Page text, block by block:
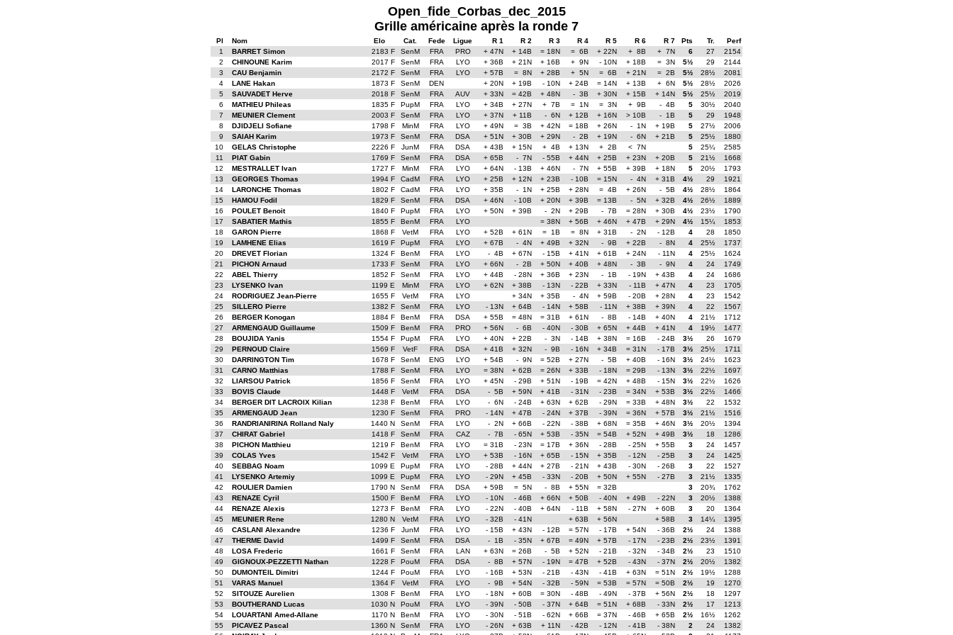
Open_fide_Corbas_dec_2015
Grille américaine après la ronde 7
Pl Nom Elo Cat. Fede Ligue R 1 R 2 R 3 R 4 R 5 R 6 R 7 Pts Tr.
Perf
1
BARRET Simon 2183 F SenM FRA PRO + 47N + 14B = 18N = 6B + 22N + 8B + 7N 6 27
2154
2
CHINOUNE Karim 2017 F SenM FRA LYO + 36B + 21N + 16B + 9N - 10N + 18B = 3N 5½ 29
2144
3
CAU Benjamin 2172 F SenM FRA LYO + 57B = 8N + 28B + 5N = 6B + 21N = 2B 5½ 28½
2081
4
LANE Hakan 1873 F SenM DEN + 20N + 19B - 10N + 24B = 14N + 13B + 6N 5½ 28½
2026
5
SAUVADET Herve 2018 F SenM FRA AUV + 33N = 42B + 48N - 3B + 30N + 15B + 14N 5½ 25½
2019
6
MATHIEU Phileas 1835 F PupM FRA LYO + 34B + 27N + 7B = 1N = 3N + 9B - 4B 5 30½
2040
7
MEUNIER Clement 2003 F SenM FRA LYO + 37N + 11B - 6N + 12B + 16N > 10B - 1B 5 29
1948
8
DJIDJELI Sofiane 1798 F MinM FRA LYO + 49N = 3B + 42N = 18B + 26N - 1N + 19B 5 27½
2006
9
SAIAH Karim 1973 F SenM FRA DSA + 51N + 30B + 29N - 2B + 19N - 6N + 21B 5 25½
1880
10
GELAS Christophe 2226 F JunM FRA DSA + 43B + 15N + 4B + 13N + 2B < 7N 5 25¼
2585
11
PIAT Gabin 1769 F SenM FRA DSA + 65B - 7N - 55B + 44N + 25B + 23N + 20B 5 21½
1668
12
MESTRALLET Ivan 1727 F MinM FRA LYO + 64N - 13B + 46N - 7N + 55B + 39B + 18N 5 20½
1793
13
GEORGES Thomas 1994 F CadM FRA LYO + 25B + 12N + 23B - 10B = 15N - 4N + 31B 4½ 29
1921
14
LARONCHE Thomas 1802 F CadM FRA LYO + 35B - 1N + 25B + 28N = 4B + 26N - 5B 4½ 28½
1864
15
HAMOU Fodil 1829 F SenM FRA DSA + 46N - 10B + 20N + 39B = 13B - 5N + 32B 4½ 26½
1889
16
POULET Benoit 1840 F PupM FRA LYO + 50N + 39B - 2N + 29B - 7B = 28N + 30B 4½ 23½
1790
17
SABATIER Mathis 1855 F BenM FRA LYO = 38N + 56B + 46N + 47B + 29N 4½ 15¼
1853
18
GARON Pierre 1868 F VetM FRA LYO + 52B + 61N = 1B = 8N + 31B - 2N - 12B 4 28
1850
19
LAMHENE Elias 1619 F PupM FRA LYO + 67B - 4N + 49B + 32N - 9B + 22B - 8N 4 25½
1737
20
DREVET Florian 1324 F BenM FRA LYO - 4B + 67N - 15B + 41N + 61B + 24N - 11N 4 25½
1624
21
PICHON Arnaud 1733 F SenM FRA LYO + 66N - 2B + 50N + 40B + 48N - 3B - 9N 4 24
1749
22
ABEL Thierry 1852 F SenM FRA LYO + 44B - 28N + 36B + 23N - 1B - 19N + 43B 4 24
1686
23
LYSENKO Ivan 1199 E MinM FRA LYO + 62N + 38B - 13N - 22B + 33N - 11B + 47N 4 23
1705
24
RODRIGUEZ Jean-Pierre 1655 F VetM FRA LYO + 34N + 35B - 4N + 59B - 20B + 28N 4 23
1542
25
SILLERO Pierre 1382 F SenM FRA LYO - 13N + 64B - 14N + 58B - 11N + 38B + 39N 4 22
1567
26
BERGER Konogan 1884 F BenM FRA DSA + 55B = 48N = 31B + 61N - 8B - 14B + 40N 4 21½
1712
27
ARMENGAUD Guillaume 1509 F BenM FRA PRO + 56N - 6B - 40N - 30B + 65N + 44B + 41N 4 19½
1477
28
BOUJIDA Yanis 1554 F PupM FRA LYO + 40N + 22B - 3N - 14B + 38N = 16B - 24B 3½ 26
1679
29
PERNOUD Claire 1569 F VetF FRA DSA + 41B + 32N - 9B - 16N + 34B = 31N - 17B 3½ 25½
1711
30
DARRINGTON Tim 1678 F SenM ENG LYO + 54B - 9N = 52B + 27N - 5B + 40B - 16N 3½ 24½
1623
31
CARNO Matthias 1788 F SenM FRA LYO = 38N + 62B = 26N + 33B - 18N = 29B - 13N 3½ 22½
1697
32
LIARSOU Patrick 1856 F SenM FRA LYO + 45N - 29B + 51N - 19B = 42N + 48B - 15N 3½ 22½
1626
33
BOVIS Claude 1448 F VetM FRA DSA - 5B + 59N + 41B - 31N - 23B = 34N + 53B 3½ 22½
1466
34
BERGER DIT LACROIX Kilian 1238 F BenM FRA LYO - 6N - 24B + 63N + 62B - 29N = 33B + 48N 3½ 22
1532
35
ARMENGAUD Jean 1230 F SenM FRA PRO - 14N + 47B - 24N + 37B - 39N = 36N + 57B 3½ 21½
1516
36
RANDRIANIRINA Rolland Naly 1440 N SenM FRA LYO - 2N + 66B - 22N - 38B + 68N = 35B + 46N 3½ 20½
1394
37
CHIRAT Gabriel 1418 F SenM FRA CAZ - 7B - 65N + 53B - 35N = 54B + 52N + 49B 3½ 18
1286
38
PICHON Matthieu 1219 F BenM FRA LYO = 31B - 23N = 17B + 36N - 28B - 25N + 55B 3 24
1457
39
COLAS Yves 1542 F VetM FRA LYO + 53B - 16N + 65B - 15N + 35B - 12N - 25B 3 24
1425
40
SEBBAG Noam 1099 E PupM FRA LYO - 28B + 44N + 27B - 21N + 43B - 30N - 26B 3 22
1527
41
LYSENKO Artemiy 1099 E PupM FRA LYO - 29N + 45B - 33N - 20B + 50N + 55N - 27B 3 21½
1335
42
ROULIER Damien 1790 N SenM FRA DSA + 59B = 5N - 8B + 55N = 32B 3 20¾
1762
43
RENAZE Cyril 1500 F BenM FRA LYO - 10N - 46B + 66N + 50B - 40N + 49B - 22N 3 20½
1388
44
RENAZE Alexis 1273 F BenM FRA LYO - 22N - 40B + 64N - 11B + 58N - 27N + 60B 3 20
1364
45
MEUNIER Rene 1280 N VetM FRA LYO - 32B - 41N + 63B + 56N + 58B 3 14¼
1395
46
CASLANI Alexandre 1236 F JunM FRA LYO - 15B + 43N - 12B = 57N - 17B + 54N - 36B 2½ 24
1388
47
THERME David 1499 F SenM FRA DSA - 1B - 35N + 67B = 49N + 57B - 17N - 23B 2½ 23½
1391
48
LOSA Frederic 1661 F SenM FRA LAN + 63N = 26B - 5B + 52N - 21B - 32N - 34B 2½ 23
1510
49
GIGNOUX-PEZZETTI Nathan 1228 F PouM FRA DSA - 8B + 57N - 19N = 47B + 52B - 43N - 37N 2½ 20½
1382
50
DUMONTEIL Dimitri 1244 F PouM FRA LYO - 16B + 53N - 21B - 43N - 41B + 63N = 51N 2½ 19½
1288
51
VARAS Manuel 1364 F VetM FRA LYO - 9B + 54N - 32B - 59N = 53B = 57N = 50B 2½ 19
1270
52
SITOUZE Aurelien 1308 F BenM FRA LYO - 18N + 60B = 30N - 48B - 49N - 37B + 56N 2½ 18
1297
53
BOUTHERAND Lucas 1030 N PouM FRA LYO - 39N - 50B - 37N + 64B = 51N + 68B - 33N 2½ 17
1213
54
LOUARTANI Amed-Allane 1170 N BenM FRA LYO - 30N - 51B - 62N + 66B = 37N - 46B + 65B 2½ 16½
1262
55
PICAVEZ Pascal 1360 N SenM FRA LYO - 26N + 63B + 11N - 42B - 12N - 41B - 38N 2 24
1382